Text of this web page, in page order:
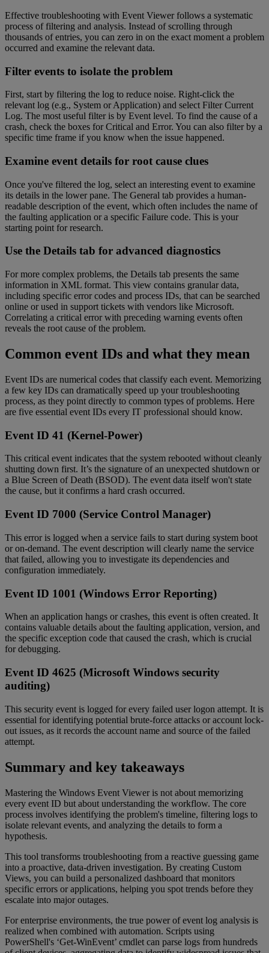
Effective troubleshooting with Event Viewer follows a systematic
process of filtering and analysis. Instead of scrolling through
thousands of entries, you can zero in on the exact moment a problem
occurred and examine the relevant data.
Filter events to isolate the problem
First, start by filtering the log to reduce noise. Right-click the
relevant log (e.g., System or Application) and select Filter Current
Log. The most useful filter is by Event level. To find the cause of a
crash, check the boxes for Critical and Error. You can also filter by a
specific time frame if you know when the issue happened.
Examine event details for root cause clues
Once you've filtered the log, select an interesting event to examine
its details in the lower pane. The General tab provides a human-
readable description of the event, which often includes the name of
the faulting application or a specific Failure code. This is your
starting point for research.
Use the Details tab for advanced diagnostics
For more complex problems, the Details tab presents the same
information in XML format. This view contains granular data,
including specific error codes and process IDs, that can be searched
online or used in support tickets with vendors like Microsoft.
Correlating a critical error with preceding warning events often
reveals the root cause of the problem.
Common event IDs and what they mean
Event IDs are numerical codes that classify each event. Memorizing
a few key IDs can dramatically speed up your troubleshooting
process, as they point directly to common types of problems. Here
are five essential event IDs every IT professional should know.
Event ID 41 (Kernel-Power)
This critical event indicates that the system rebooted without cleanly
shutting down first. It’s the signature of an unexpected shutdown or
a Blue Screen of Death (BSOD). The event data itself won't state
the cause, but it confirms a hard crash occurred.
Event ID 7000 (Service Control Manager)
This error is logged when a service fails to start during system boot
or on-demand. The event description will clearly name the service
that failed, allowing you to investigate its dependencies and
configuration immediately.
Event ID 1001 (Windows Error Reporting)
When an application hangs or crashes, this event is often created. It
contains valuable details about the faulting application, version, and
the specific exception code that caused the crash, which is crucial
for debugging.
Event ID 4625 (Microsoft Windows security
auditing)
This security event is logged for every failed user logon attempt. It is
essential for identifying potential brute-force attacks or account lock-
out issues, as it records the account name and source of the failed
attempt.
Summary and key takeaways
Mastering the Windows Event Viewer is not about memorizing
every event ID but about understanding the workflow. The core
process involves identifying the problem's timeline, filtering logs to
isolate relevant events, and analyzing the details to form a
hypothesis.
This tool transforms troubleshooting from a reactive guessing game
into a proactive, data-driven investigation. By creating Custom
Views, you can build a personalized dashboard that monitors
specific errors or applications, helping you spot trends before they
escalate into major outages.
For enterprise environments, the true power of event log analysis is
realized when combined with automation. Scripts using
PowerShell's ‘Get-WinEvent’ cmdlet can parse logs from hundreds